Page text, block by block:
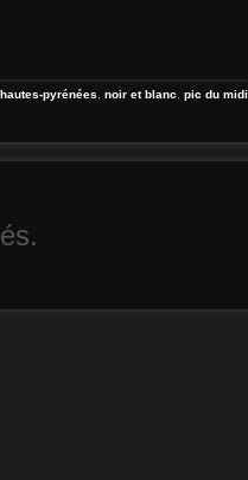
hautes-pyrénées noir et blanc
pic du midi